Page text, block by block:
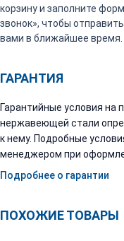
корзину и заполните
звонок», чтобы
вами в ближайшее время.
ГАРАНТИЯ
Гарантийные условия на
нержавеющей стали
к нему. Подробные
менеджером при
Подробнее о гарантии
ПОХОЖИЕ ТОВАРЫ